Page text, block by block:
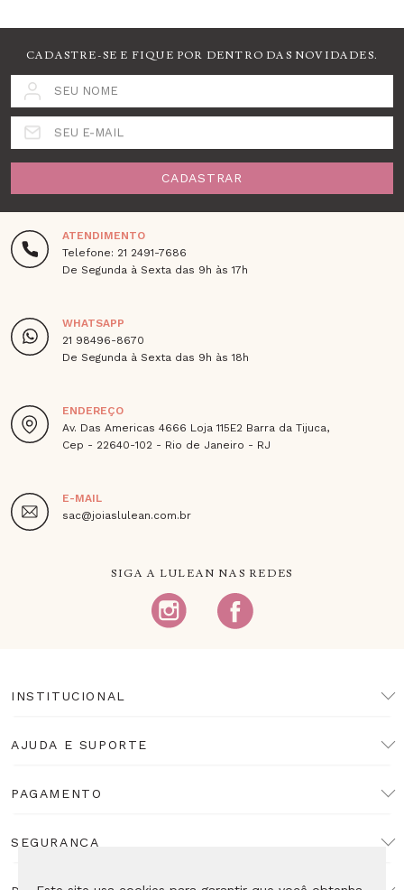
CADASTRE-SE E FIQUE POR DENTRO DAS NOVIDADES.
SEU NOME
SEU E-MAIL
CADASTRAR
ATENDIMENTO
Telefone: 21 2491-7686
De Segunda à Sexta das 9h às 17h
WHATSAPP
21 98496-8670
De Segunda à Sexta das 9h às 18h
ENDEREÇO
Av. Das Americas 4666 Loja 115E2 Barra da Tijuca,
Cep - 22640-102 - Rio de Janeiro - RJ
E-MAIL
sac@joiaslulean.com.br
SIGA A LULEAN NAS REDES
INSTITUCIONAL
AJUDA E SUPORTE
PAGAMENTO
SEGURANÇA